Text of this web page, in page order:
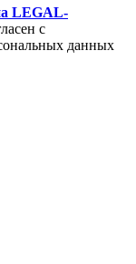
LEGAL-
с
данных